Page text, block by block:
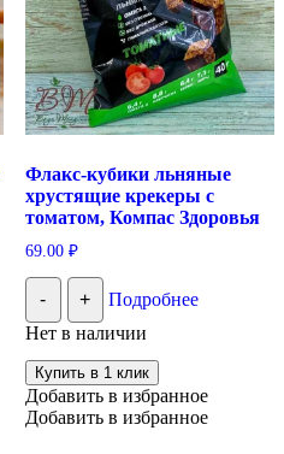
Флакс-кубики льняные
хрустящие крекеры с
томатом, Компас Здоровья
69.00 ₽
- +
Подробнее
Нет в наличии
Купить в 1 клик
Добавить в избранное
Добавить в избранное